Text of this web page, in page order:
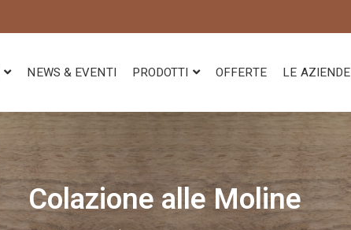
NEWS & EVENTI PRODOTTI OFFERTE LE AZIENDE
Colazione alle Moline